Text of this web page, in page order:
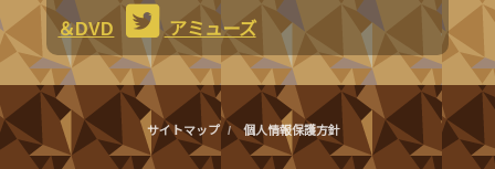
＆DVD
アミューズ
サイトマップ 個人情報保護方針